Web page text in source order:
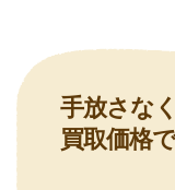
（大阪府大阪市）
組みもお教えいた
ました。宜しくお
ルに詳しいの流石
手放さな
買取価格